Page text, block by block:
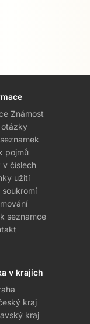
Známost
otázky
pojmů
v číslech
užití
soukromí
seznamce
v krajích
kraj
kraj